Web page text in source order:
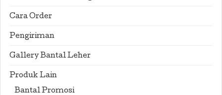
Cara Order
Pengiriman
Gallery Bantal Leher
Produk Lain
Bantal Promosi